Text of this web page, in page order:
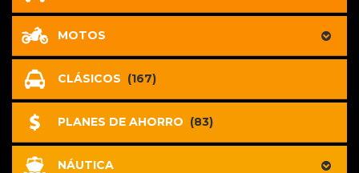
MOTOS
CLÁSICOS (167)
PLANES DE AHORRO (83)
NÁUTICA